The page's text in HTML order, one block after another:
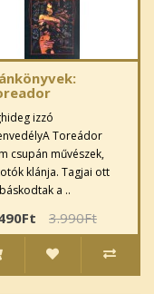
izzó
Toreádor
csupán művészek,
klánja. Tagjai ott
a ..
3.990Ft